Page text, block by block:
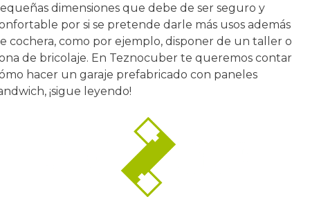
dimensiones que debe de ser seguro y
por si se pretende darle más usos además
cochera, como por ejemplo, disponer de un taller o
de bricolaje. En Teznocuber te queremos contar
hacer un garaje prefabricado con paneles
¡sigue leyendo!